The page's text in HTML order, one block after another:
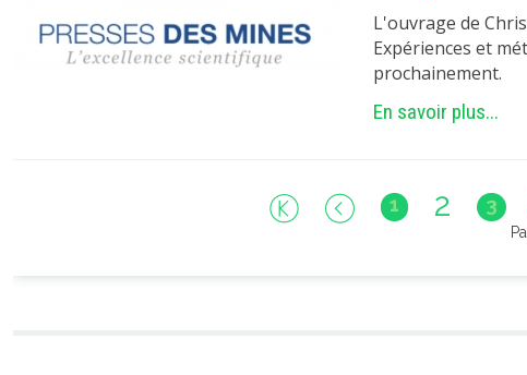
L'ouvrage de
Expériences et
prochainement.
En savoir plus...
1 2 3